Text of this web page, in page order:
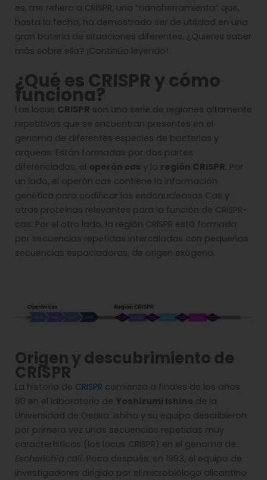
es, me refiero a CRISPR, una “nanoherramienta” que,
hasta la fecha, ha demostrado ser de utilidad en una
gran batería de situaciones diferentes. ¿Quieres saber
más sobre ella? ¡Continúa leyendo!
¿Qué es CRISPR y cómo
funciona?
Los locus CRISPR son una serie de regiones altamente
repetitivas que se encuentran presentes en el
genoma de diferentes especies de bacterias y
arqueas. Están formadas por dos partes
diferenciadas, el operón cas y la región CRISPR. Por
un lado, el operón cas contiene la información
genética para codificar las endonucleasas Cas y
otras proteínas relevantes para la función de CRISPR-
cas. Por el otro lado, la región CRISPR está formada
por secuencias repetidas intercaladas con pequeñas
secuencias espaciadoras, de origen exógeno.
Origen y descubrimiento de
CRISPR
La historia de CRISPR comienza a finales de los años
80 en el laboratorio de Yoshizumi Ishino de la
Universidad de Osaka. Ishino y su equipo describieron
por primera vez unas secuencias repetidas muy
características (los locus CRISPR) en el genoma de
Escherichia coli. Poco después, en 1993, el equipo de
investigadores dirigido por el microbiólogo alicantino